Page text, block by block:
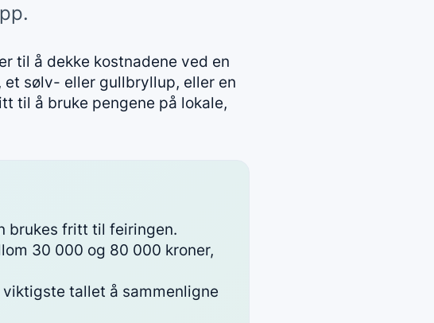
til å dekke kostnadene ved en
sølv- eller gullbryllup, eller en
til å bruke pengene på lokale,
brukes fritt til feiringen.
30 000 og 80 000 kroner,
tallet å sammenligne